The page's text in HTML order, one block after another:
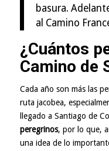
basura.
al Camino
¿Cuántos
Camino de
Cada año son más las
ruta jacobea,
llegado a Santiago de
peregrinos, por lo que,
una idea de lo